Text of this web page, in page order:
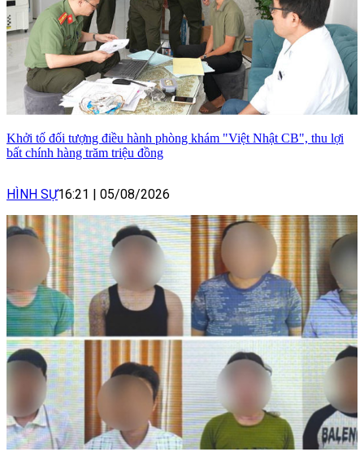
Khởi tố đối tượng điều hành phòng khám "Việt Nhật CB", thu lợi
bất chính hàng trăm triệu đồng
HÌNH SỰ16:21 | 05/08/2026